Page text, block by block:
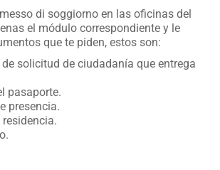
di soggiorno en las oficinas del
el módulo correspondiente y le
que te piden, estos son:
solicitud de ciudadanía que entrega
pasaporte.
presencia.